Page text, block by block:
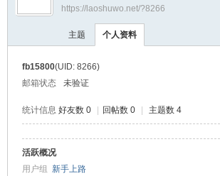
›
https://laoshuwo.net/?8266
主题 个人资料
fb15800(UID: 8266)
邮箱状态
未验证
统计信息 好友数 0 回帖数 0 主题数 4
活跃概况
用户组 新手上路